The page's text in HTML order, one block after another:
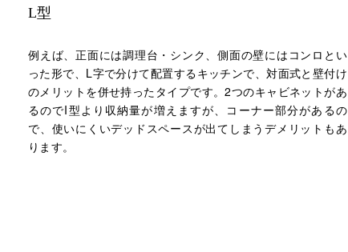
L型
例えば、正面には調理台・シンク、側面の壁にはコンロとい
った形で、L字で分けて配置するキッチンで、対面式と壁付け
のメリットを併せ持ったタイプです。2つのキャビネットがあ
るのでI型より収納量が増えますが、コーナー部分があるの
で、使いにくいデッドスペースが出てしまうデメリットもあ
ります。